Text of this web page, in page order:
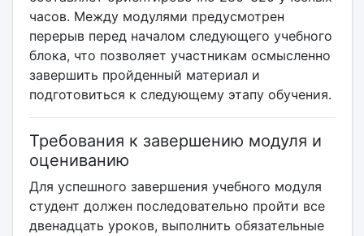
часов. Между модулями предусмотрен
перерыв перед началом следующего учебного
блока, что позволяет участникам осмысленно
завершить пройденный материал и
подготовиться к следующему этапу обучения.
Требования к завершению модуля и
оцениванию
Для успешного завершения учебного модуля
студент должен последовательно пройти все
двенадцать уроков, выполнить обязательные